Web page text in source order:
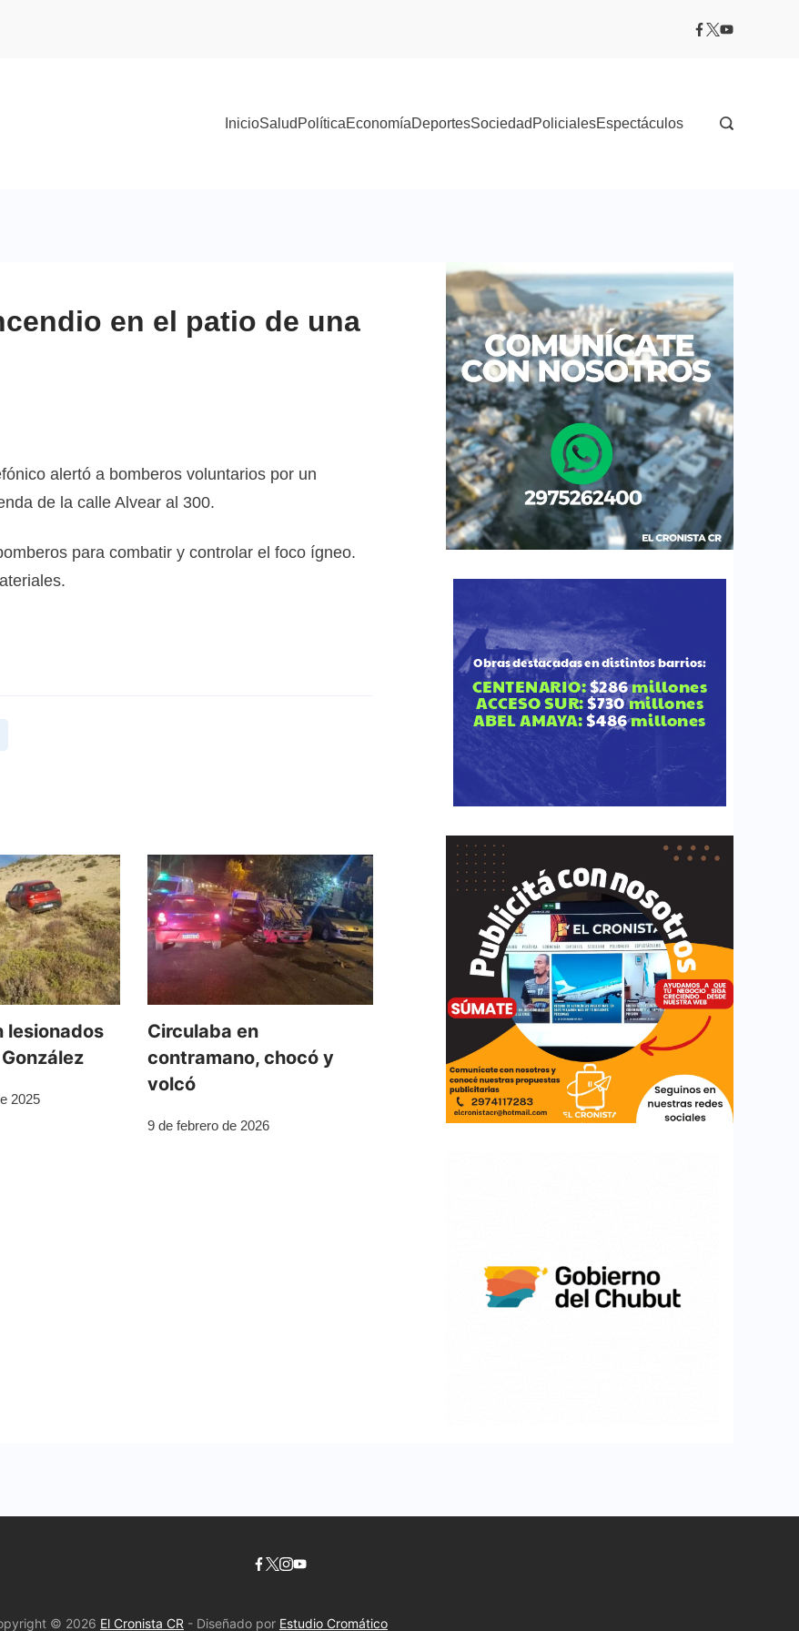
InicioSalud PolíticaEconomíaDeportesSociedad PolicialesEspectáculos
en el patio de una
alertó a bomberos voluntarios por un
de la calle Alvear al 300.
para combatir y controlar el foco ígneo.
lesionados
2025
Circulaba en
contramano, chocó y
volcó
9 de febrero de 2026
© 2026 El Cronista CR - Diseñado por Estudio Cromático